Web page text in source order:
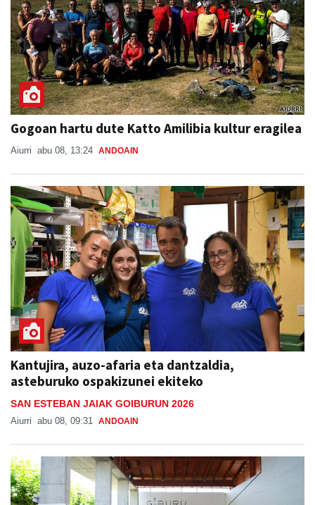
Gogoan hartu dute Katto Amilibia kultur eragilea
Aiurri abu 08, 13:24 ANDOAIN
Kantujira, auzo-afaria eta dantzaldia,
asteburuko ospakizunei ekiteko
SAN ESTEBAN JAIAK GOIBURUN 2026
Aiurri abu 08, 09:31 ANDOAIN